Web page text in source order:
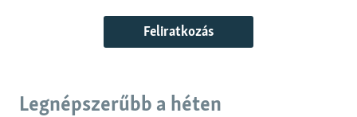
Feliratkozás
Legnépszerűbb a héten